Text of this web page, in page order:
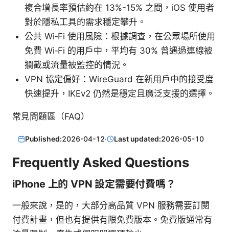
複合增長率預估約在 13%-15% 之間，iOS 使用者
對於隱私工具的需求穩定攀升。
公共 Wi‑Fi 使用風險：根據調查，在公眾場所使用
免費 Wi‑Fi 的用戶中，平均有 30% 曾遇過連線被
攔截或流量被監控的情況。
VPN 協定偏好：WireGuard 在新用戶中的接受度
快速提升，IKEv2 仍然是穩定且廣泛支援的選擇。
常見問題區（FAQ）
Published:2026-04-12· Last updated:2026-05-10
Frequently Asked Questions
iPhone 上的 VPN 設定需要付費嗎？
一般來說，是的，大部分高品質 VPN 服務需要訂閱
付費計畫，但也有提供有限免費版本。免費版通常有